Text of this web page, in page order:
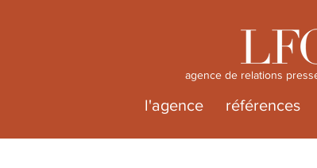
agence de relations
l'agence références